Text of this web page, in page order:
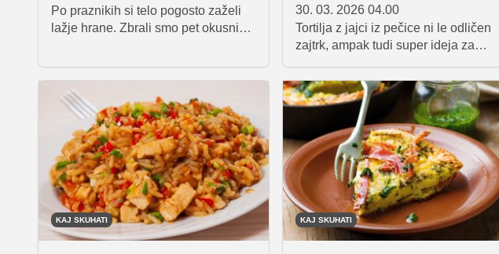
Po praznikih si telo pogosto zaželi
lažje hrane. Zbrali smo pet okusnih
še vedno nasitne.
30. 03. 2026 04.00
Tortilja z jajci iz pečice ni le odličen
zajtrk, ampak tudi super ideja za
vzame le nekaj minut, pečica pa
opravi večino dela. Ko jo enkrat
poskusite, bo hitro postala stalnica
na jedilniku, ker je preprosto preveč
dobra, da bi ostala le enkratna ideja.
KAJ SKUHATI KAJ SKUHATI